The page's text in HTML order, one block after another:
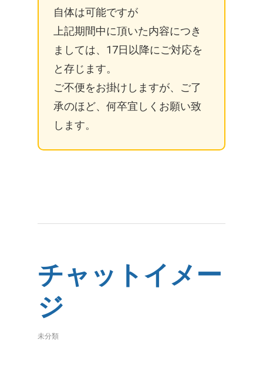
自体は可能ですが
上記期間中に頂いた内容につき
ましては、17日以降にご対応を
と存じます。
ご不便をお掛けしますが、ご了
承のほど、何卒宜しくお願い致
します。
チャットイメー
ジ
未分類